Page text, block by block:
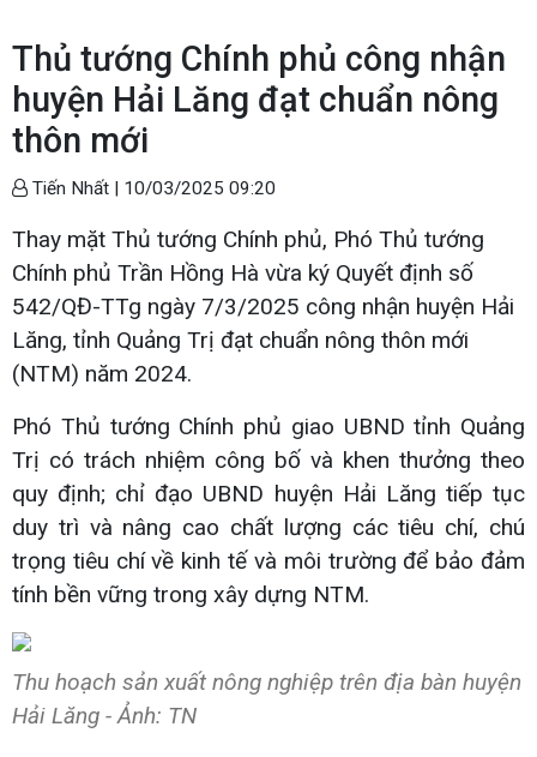
Thủ tướng Chính phủ công nhận
huyện Hải Lăng đạt chuẩn nông
thôn mới
Tiến Nhất | 10/03/2025 09:20
Thay mặt Thủ tướng Chính phủ, Phó Thủ tướng
Chính phủ Trần Hồng Hà vừa ký Quyết định số
542/QĐ-TTg ngày 7/3/2025 công nhận huyện Hải
Lăng, tỉnh Quảng Trị đạt chuẩn nông thôn mới
(NTM) năm 2024.
Phó Thủ tướng Chính phủ giao UBND tỉnh Quảng
Trị có trách nhiệm công bố và khen thưởng theo
quy định; chỉ đạo UBND huyện Hải Lăng tiếp tục
duy trì và nâng cao chất lượng các tiêu chí, chú
trọng tiêu chí về kinh tế và môi trường để bảo đảm
tính bền vững trong xây dựng NTM.
Thu hoạch sản xuất nông nghiệp trên địa bàn huyện
Hải Lăng - Ảnh: TN